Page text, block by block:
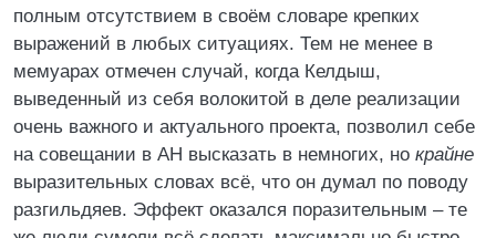
полным отсутствием в своём словаре крепких
выражений в любых ситуациях. Тем не менее в
мемуарах отмечен случай, когда Келдыш,
выведенный из себя волокитой в деле реализации
очень важного и актуального проекта, позволил себе
на совещании в АН высказать в немногих, но крайне
выразительных словах всё, что он думал по поводу
разгильдяев. Эффект оказался поразительным – те